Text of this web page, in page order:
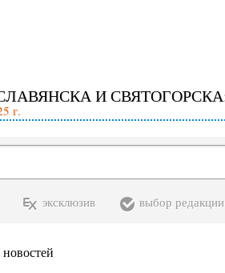
И
г.
эксклюзив выбор редакции